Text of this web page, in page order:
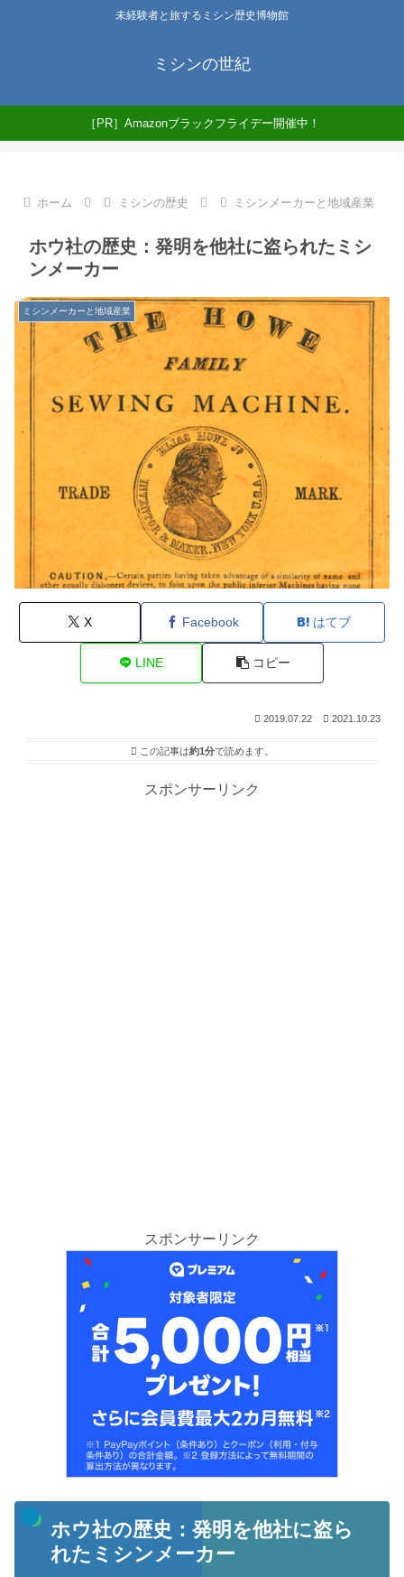
未経験者と旅するミシン歴史博物館
ミシンの世紀
［PR］Amazonブラックフライデー開催中！
ホーム ミシンの歴史 ミシンメーカーと地域産業
ホウ社の歴史：発明を他社に盗られたミシ
ンメーカー
ミシンメーカーと地域産業
X Facebook はてブ
LINE コピー
2019.07.22 2021.10.23
この記事は約1分で読めます。
スポンサーリンク
スポンサーリンク
ホウ社の歴史：発明を他社に盗ら
れたミシンメーカー